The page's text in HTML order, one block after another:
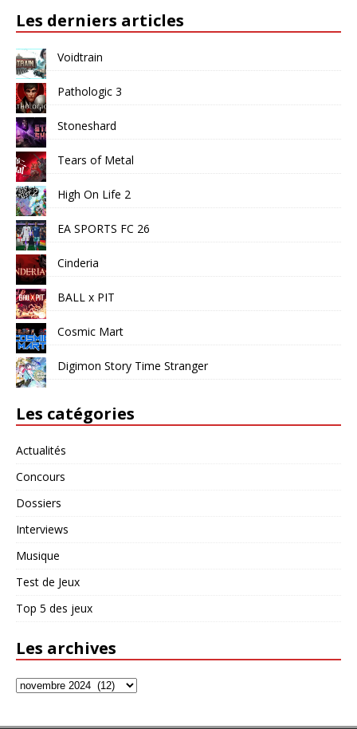
Les derniers articles
Voidtrain
Pathologic 3
Stoneshard
Tears of Metal
High On Life 2
EA SPORTS FC 26
Cinderia
BALL x PIT
Cosmic Mart
Digimon Story Time Stranger
Les catégories
Actualités
Concours
Dossiers
Interviews
Musique
Test de Jeux
Top 5 des jeux
Les archives